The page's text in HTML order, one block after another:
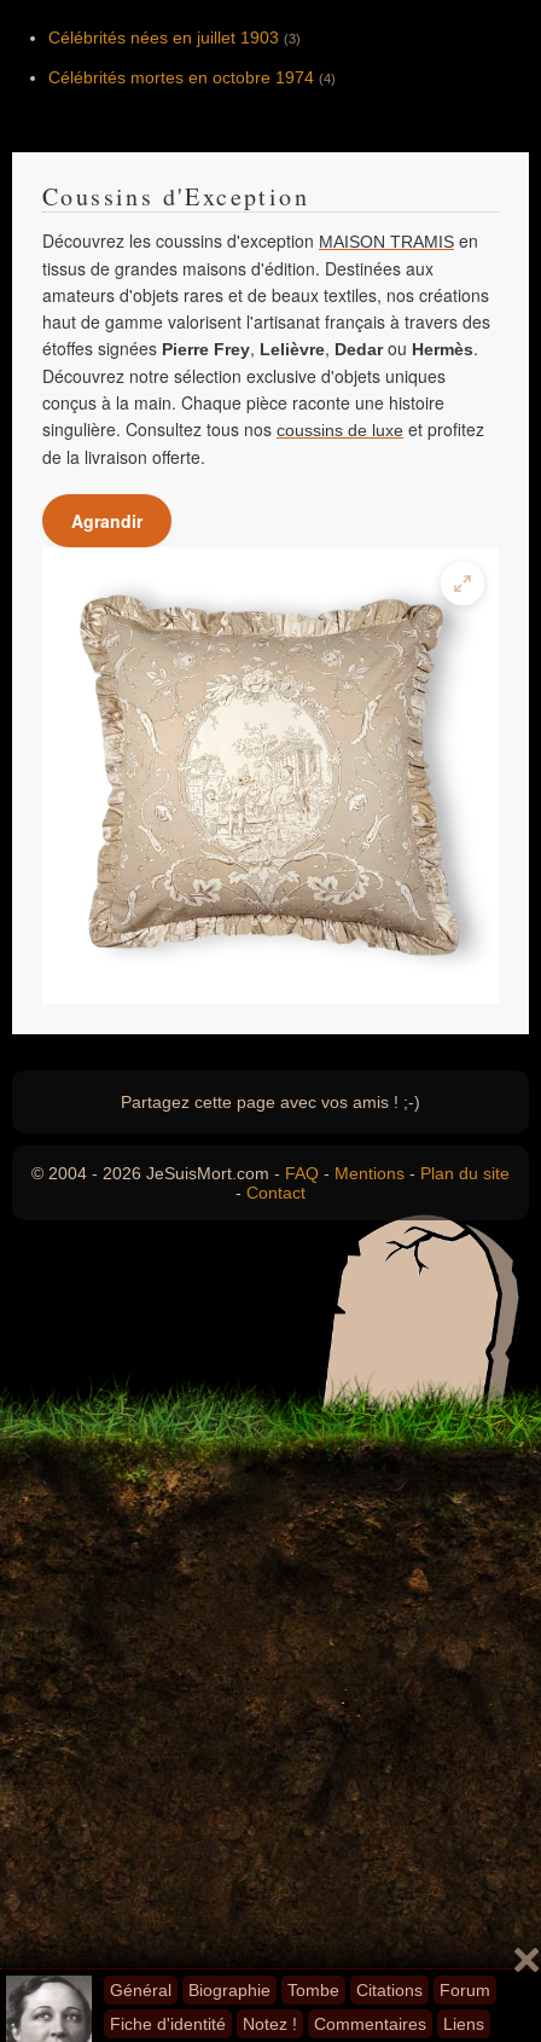
Général Biographie Tombe Citations
Forum
Fiche d'identité
Notez ! Commentaires Liens
Célébrités nées en juillet 1903 (3)
Célébrités mortes en octobre 1974 (4)
Coussins d'Exception
Découvrez les coussins d'exception MAISON TRAMIS en
tissus de grandes maisons d'édition. Destinées aux
amateurs d'objets rares et de beaux textiles, nos créations
haut de gamme valorisent l'artisanat français à travers des
étoffes signées Pierre Frey, Lelièvre, Dedarou Hermès.
Découvrez notre sélection exclusive d'objets uniques
conçus à la main. Chaque pièce raconte une histoire
singulière. Consultez tous nos coussins de luxe et profitez
de la livraison offerte.
Agrandir
Partagez cette page avec vos amis ! ;-)
© 2004 - 2026 JeSuisMort.com - FAQ - Mentions - Plan du site
- Contact